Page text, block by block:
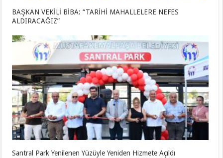
BAŞKAN VEKİLİ BİBA: “TARİHİ MAHALLELERE NEFES
ALDIRACAĞIZ”
Santral Park Yenilenen Yüzüyle Yeniden Hizmete Açıldı